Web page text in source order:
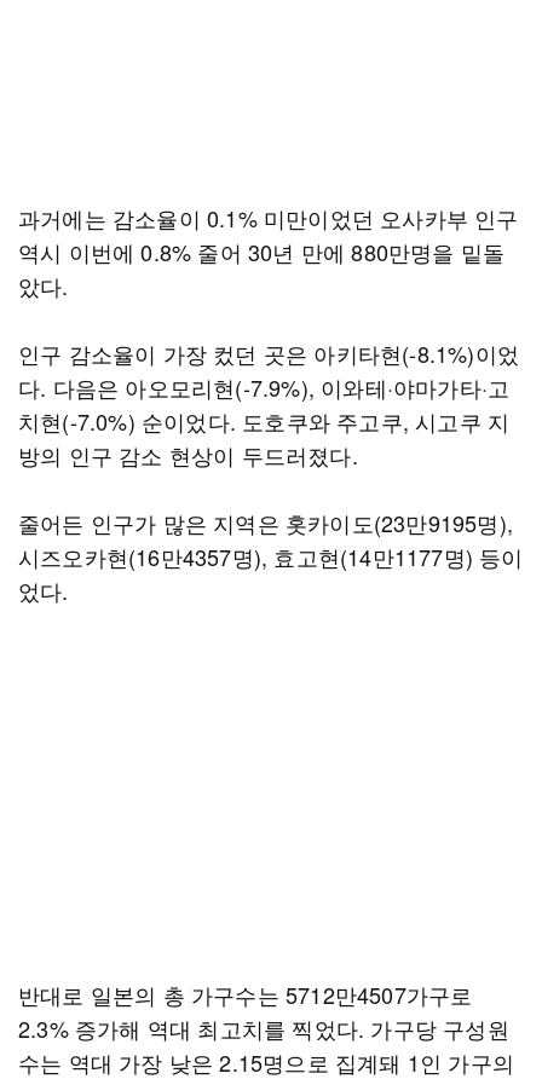
과거에는 감소율이 0.1% 미만이었던 오사카부 인구
역시 이번에 0.8% 줄어 30년 만에 880만명을 밑돌
았다.
인구 감소율이 가장 컸던 곳은 아키타현(-8.1%)이었
다. 다음은 아오모리현(-7.9%), 이와테·야마가타·고
치현(-7.0%) 순이었다. 도호쿠와 주고쿠, 시고쿠 지
방의 인구 감소 현상이 두드러졌다.
줄어든 인구가 많은 지역은 홋카이도(23만9195명),
시즈오카현(16만4357명), 효고현(14만1177명) 등이
었다.
반대로 일본의 총 가구수는 5712만4507가구로
2.3% 증가해 역대 최고치를 찍었다. 가구당 구성원
수는 역대 가장 낮은 2.15명으로 집계돼 1인 가구의